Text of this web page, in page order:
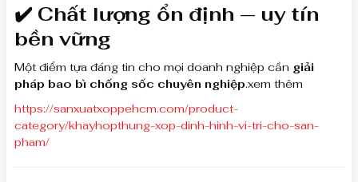
✔️ Chất lượng ổn định — uy tín
bền vững
Một điểm tựa đáng tin cho mọi doanh nghiệp cần giải
pháp bao bì chống sốc chuyên nghiệp.xem thêm
https://sanxuatxoppehcm.com/product-
category/khayhopthung-xop-dinh-hinh-vi-tri-cho-san-
pham/